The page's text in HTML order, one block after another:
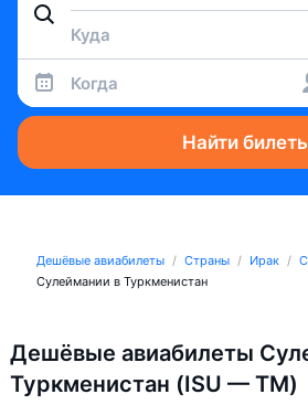
Когда
Найти
Дешёвые авиабилеты Страны Ирак
Сулеймании в Туркменистан
Дешёвые авиабилеты
Туркменистан (ISU — TM)